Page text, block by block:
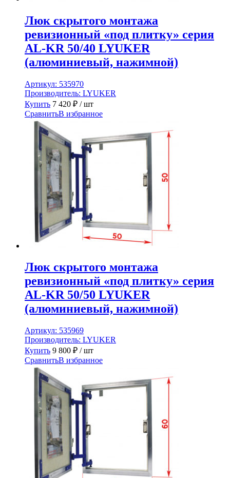
Люк скрытого монтажа
ревизионный «под плитку» серия
AL-KR 50/40 LYUKER
(алюминиевый, нажимной)
Артикул: 535970
Производитель: LYUKER
Купить 7 420 ₽ / шт
СравнитьВ избранное
Люк скрытого монтажа
ревизионный «под плитку» серия
AL-KR 50/50 LYUKER
(алюминиевый, нажимной)
Артикул: 535969
Производитель: LYUKER
Купить 9 800 ₽ / шт
СравнитьВ избранное